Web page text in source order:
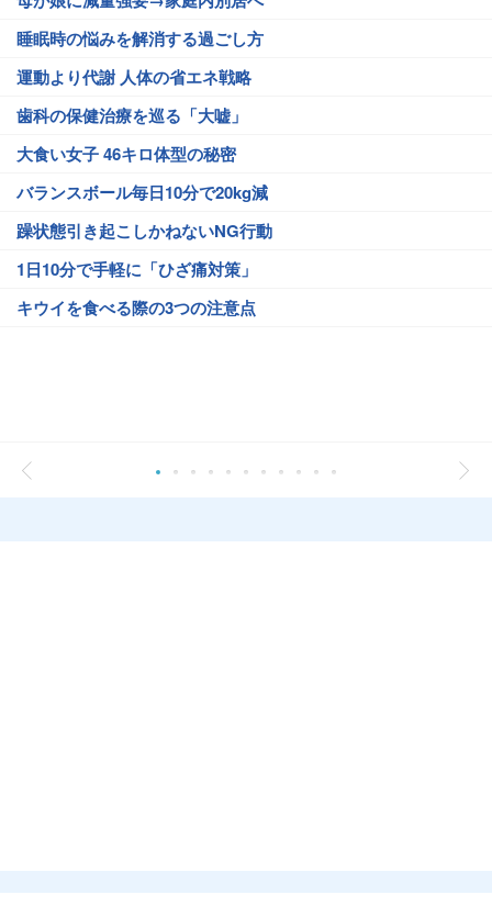
睡眠時の悩みを解消する過ごし方
運動より代謝 人体の省エネ戦略
歯科の保健治療を巡る「大嘘」
大食い女子 46キロ体型の秘密
バランスボール毎日10分で20kg減
躁状態引き起こしかねないNG行動
1日10分で手軽に「ひざ痛対策」
キウイを食べる際の3つの注意点